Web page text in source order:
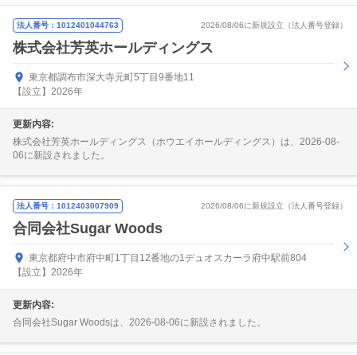
法人番号：1012401044763 2026/08/06に新規設立（法人番号登録）
株式会社芳英ホールディングス
東京都調布市深大寺元町5丁目9番地11
【設立】2026年
更新内容:
株式会社芳英ホールディングス（ホウエイホールディングス）は、2026-08-
06に新設されました。
法人番号：1012403007909 2026/08/06に新規設立（法人番号登録）
合同会社Sugar Woods
東京都府中市府中町1丁目12番地の1デュオスカーラ府中駅前804
【設立】2026年
更新内容:
合同会社Sugar Woodsは、2026-08-06に新設されました。